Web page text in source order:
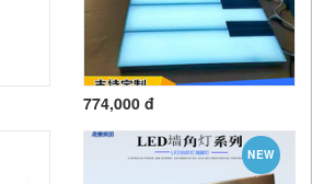
774,000 đ
NEW